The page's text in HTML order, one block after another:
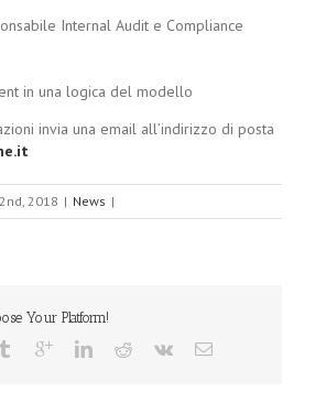
Internal Audit e Compliance
in una logica del modello
invia una email all’indirizzo di posta
2018 | News |
Your Platform!